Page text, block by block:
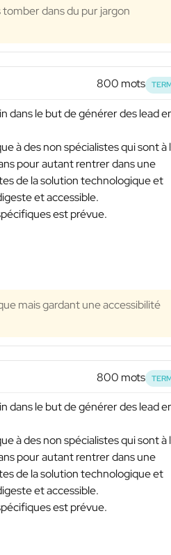
dans du pur jargon
800 mots
dans le but de générer des lead
à des non spécialistes qui sont à
pour autant rentrer dans une
de la solution technologique et
et accessible.
est prévue.
mais gardant une accessibilité
800 mots
dans le but de générer des lead
à des non spécialistes qui sont à
pour autant rentrer dans une
de la solution technologique et
et accessible.
est prévue.